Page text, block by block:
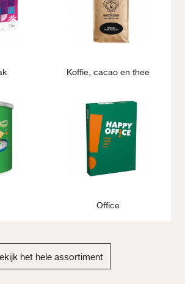
Koffie, cacao en thee
Office
het hele assortiment